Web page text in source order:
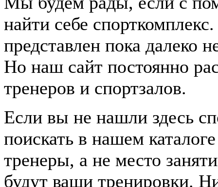
найти себе
представлен пока далеко
Но наш сайт постоянно
тренеров и спортзалов.
Если вы не нашли здесь
поискать в нашем
тренеры, а не место
будут ваши тренировки.